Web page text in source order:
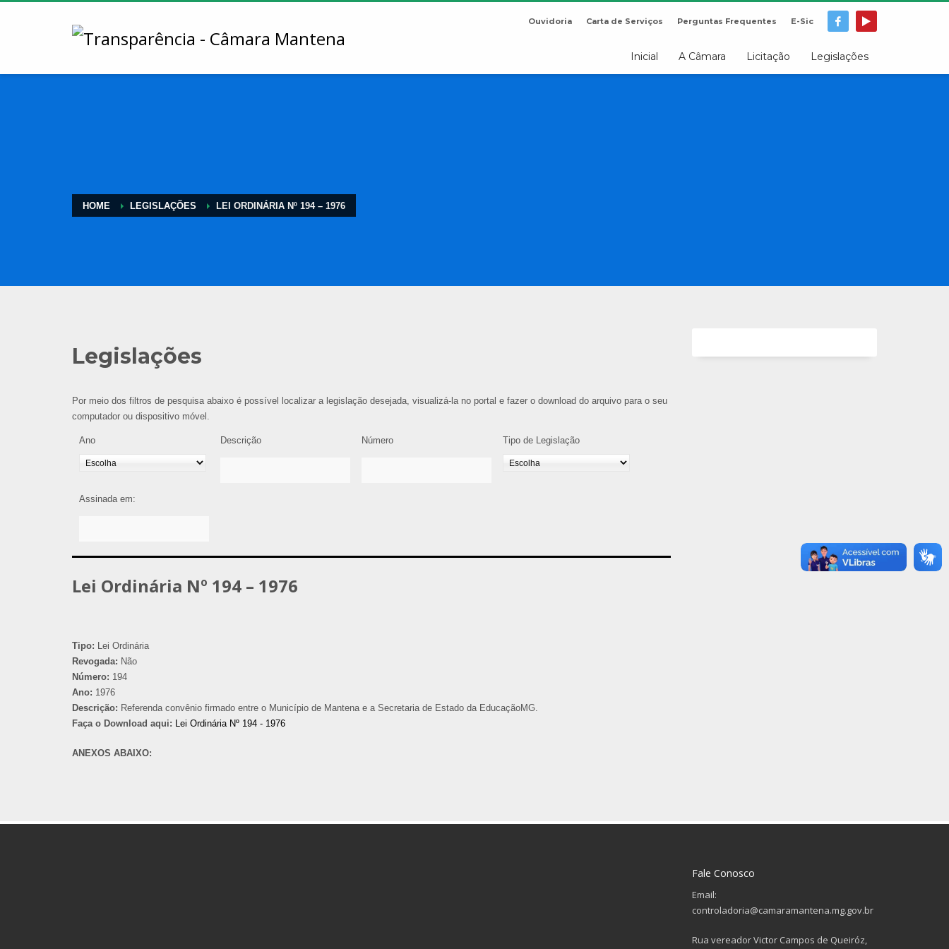
Ouvidoria Carta de Serviços Perguntas Frequentes E-Sic
Inicial A Câmara Licitação Legislações
HOME LEGISLAÇÕES LEI ORDINÁRIA Nº 194 – 1976
Legislações
Por meio dos filtros de pesquisa abaixo é possível localizar a legislação desejada, visualizá-la no portal e fazer o download do arquivo para o seu
computador ou dispositivo móvel.
Ano Descrição Número Tipo de Legislação
Assinada em:
Lei Ordinária Nº 194 – 1976
Tipo: Lei Ordinária
Revogada: Não
Número: 194
Ano: 1976
Descrição: Referenda convênio firmado entre o Município de Mantena e a Secretaria de Estado da EducaçãoMG.
Faça o Download aqui: Lei Ordinária Nº 194 - 1976
ANEXOS ABAIXO:
Fale Conosco
Email:
controladoria@camaramantena.mg.gov.br
Rua vereador Victor Campos de Queiróz,